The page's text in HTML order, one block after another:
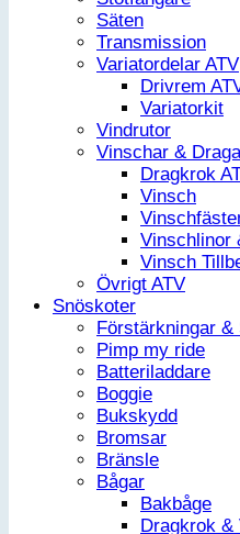
Säten
Transmission
Variatordelar ATV
Drivrem
Variatorkit
Vindrutor
Vinschar &
Dragkrok
Vinsch
Vinschlinor
Vinsch
Övrigt ATV
Snöskoter
Förstärkningar &
Pimp my ride
Batteriladdare
Boggie
Bukskydd
Bromsar
Bränsle
Bågar
Bakbåge
Dragkrok &